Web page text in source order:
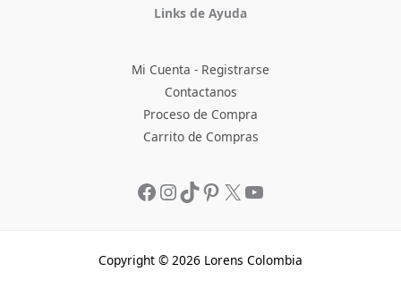
Links de Ayuda
Mi Cuenta - Registrarse
Contactanos
Proceso de Compra
Carrito de Compras
Copyright © 2026 Lorens Colombia